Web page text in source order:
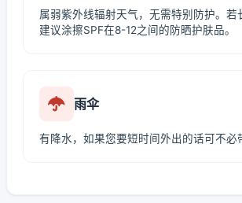
属弱紫外线辐射天气，无需特别防护。若
建议涂擦SPF在8-12之间的防晒护肤品。
雨伞
有降水，如果您要短时间外出的话可不必